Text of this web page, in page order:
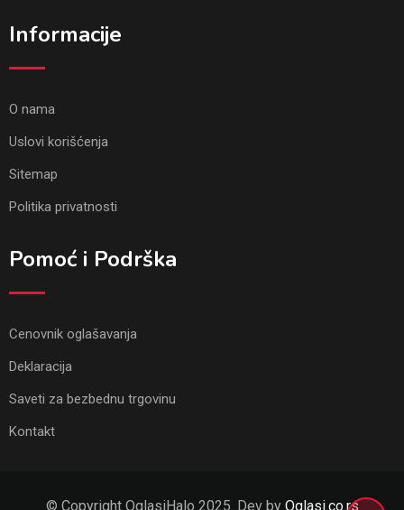
Informacije
O nama
Uslovi korišćenja
Sitemap
Politika privatnosti
Pomoć i Podrška
Cenovnik oglašavanja
Deklaracija
Saveti za bezbednu trgovinu
Kontakt
© Copyright OglasiHalo 2025. Dev by Oglasi.co.rs